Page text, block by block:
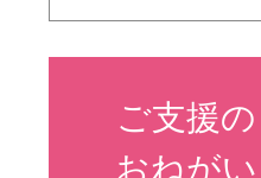
ご支援の
おねがい